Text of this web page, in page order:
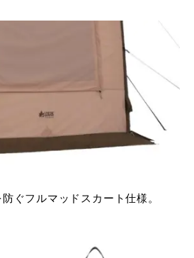
ぐフルマッドスカート仕様。